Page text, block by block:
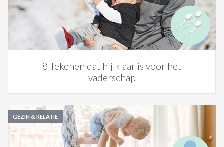
8 Tekenen dat hij klaar is voor het
vaderschap
GEZIN & RELATIE